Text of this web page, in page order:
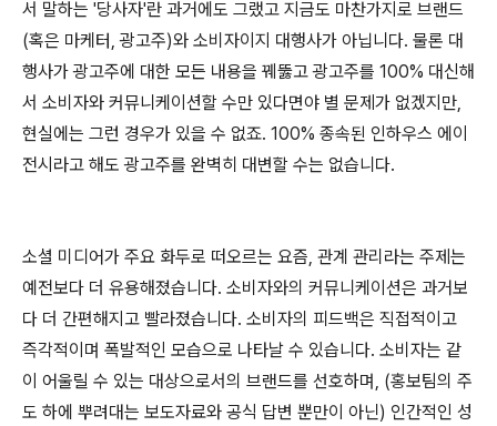
서 말하는 '당사자'란 과거에도 그랬고 지금도 마찬가지로 브랜드
(혹은 마케터, 광고주)와 소비자이지 대행사가 아닙니다. 물론 대
행사가 광고주에 대한 모든 내용을 꿰뚫고 광고주를 100% 대신해
서 소비자와 커뮤니케이션할 수만 있다면야 별 문제가 없겠지만,
현실에는 그런 경우가 있을 수 없죠. 100% 종속된 인하우스 에이
전시라고 해도 광고주를 완벽히 대변할 수는 없습니다.
소셜 미디어가 주요 화두로 떠오르는 요즘, 관계 관리라는 주제는
예전보다 더 유용해졌습니다. 소비자와의 커뮤니케이션은 과거보
다 더 간편해지고 빨라졌습니다. 소비자의 피드백은 직접적이고
즉각적이며 폭발적인 모습으로 나타날 수 있습니다. 소비자는 같
이 어울릴 수 있는 대상으로서의 브랜드를 선호하며, (홍보팀의 주
도 하에 뿌려대는 보도자료와 공식 답변 뿐만이 아닌) 인간적인 성